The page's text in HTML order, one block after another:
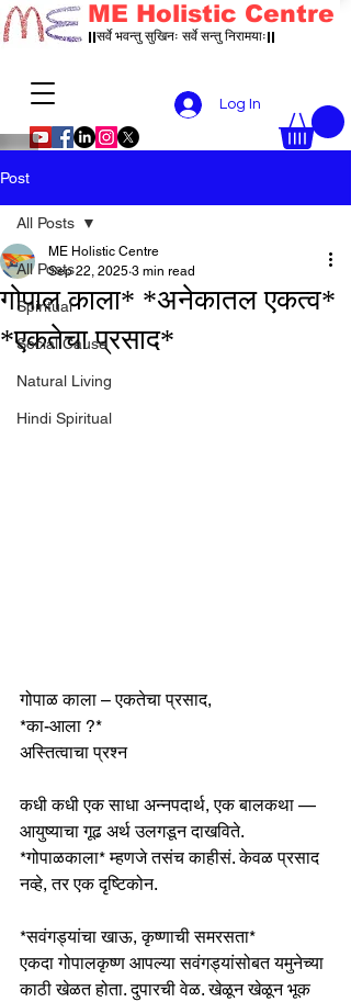
ME Holistic Centre
||सर्वे भवन्तु सुखिनः सर्वे सन्तु निरामयाः||
Log In
Post
All Posts
Spiritual
Social Cause
Natural Living
Hindi Spiritual
All Posts
गोपाल काला* *अनेकातल एकत्व*
*एकतेचा प्रसाद*
ME Holistic Centre
Sep 22, 2025 3 min read
गोपाळ काला – एकतेचा प्रसाद,
*का-आला ?*
अस्तित्वाचा प्रश्न
कधी कधी एक साधा अन्नपदार्थ, एक बालकथा —
आयुष्याचा गूढ अर्थ उलगडून दाखविते.
*गोपाळकाला* म्हणजे तसंच काहीसं. केवळ प्रसाद
नव्हे, तर एक दृष्टिकोन.
*सवंगड्यांचा खाऊ, कृष्णाची समरसता*
एकदा गोपालकृष्ण आपल्या सवंगड्यांसोबत यमुनेच्या
काठी खेळत होता. दुपारची वेळ. खेळून खेळून भूक